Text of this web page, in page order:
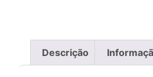
Descrição